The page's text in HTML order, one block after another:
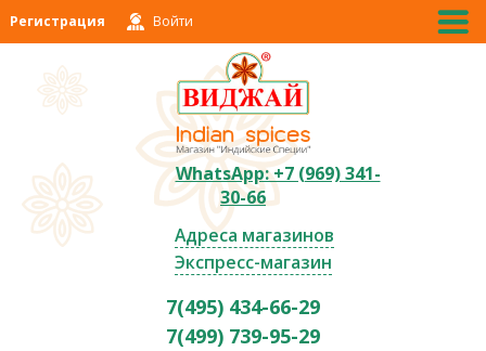
Регистрация Войти
WhatsApp: +7 (969) 341-
30-66
Адреса магазинов
Экспресс-магазин
7(495) 434-66-29
7(499) 739-95-29